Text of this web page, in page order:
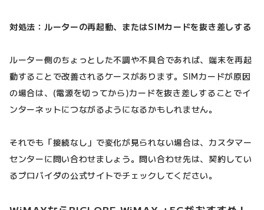
対処法：ルーターの再起動、またはSIMカードを抜き差しする
ルーター側のちょっとした不調や不具合であれば、端末を再起
動することで改善されるケースがあります。SIMカードが原因
の場合は、(電源を切ってから)カードを抜き差しすることでイ
ンターネットにつながるようになるかもしれません。
それでも「接続なし」で変化が見られない場合は、カスタマー
センターに問い合わせましょう。問い合わせ先は、契約してい
るプロバイダの公式サイトでチェックしてください。